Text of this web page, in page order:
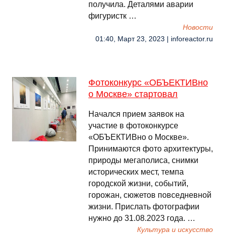
получила. Деталями аварии
фигуристк …
Новости
01:40, Март 23, 2023 | inforeactor.ru
Фотоконкурс «ОБЪЕКТИВно
о Москве» стартовал
Начался прием заявок на
участие в фотоконкурсе
«ОБЪЕКТИВно о Москве».
Принимаются фото архитектуры,
природы мегаполиса, снимки
исторических мест, темпа
городской жизни, событий,
горожан, сюжетов повседневной
жизни. Прислать фотографии
нужно до 31.08.2023 года. …
Культура и искусство